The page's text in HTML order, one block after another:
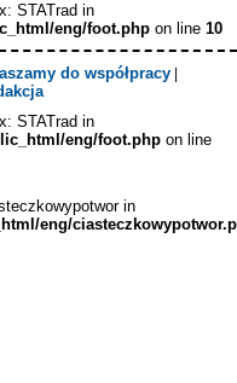
STATrad in
eng/foot.php on line 10
do współpracy|
STATrad in
eng/foot.php on line
in
eng/